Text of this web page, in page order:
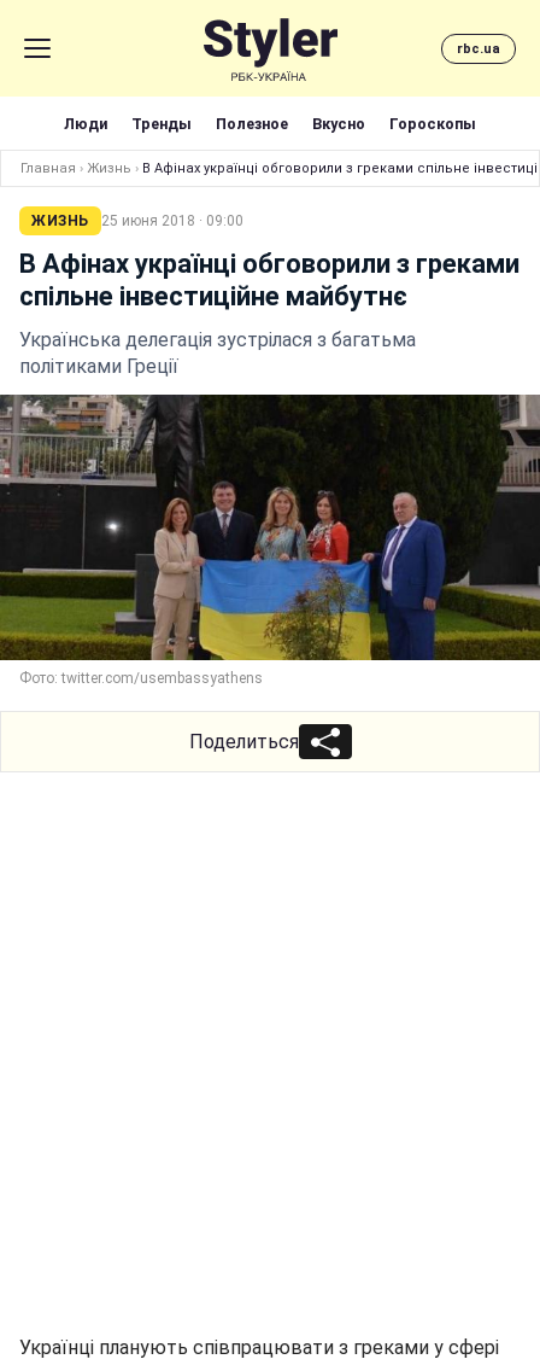
rbc.ua
Люди Тренды Полезное Вкусно Гороскопы
Главная › Жизнь › В Афінах українці обговорили з греками спільне
ЖИЗНЬ 25 июня 2018 · 09:00
В Афінах українці обговорили з греками
спільне інвестиційне майбутнє
Українська делегація зустрілася з багатьма
політиками Греції
Фото: twitter.com/usembassyathens
Поделиться
Українці планують співпрацювати з греками у сфері